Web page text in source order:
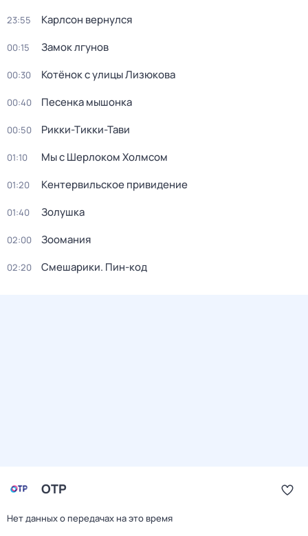
23:55 Карлсон вернулся
00:15 Замок лгунов
00:30 Котёнок с улицы Лизюкова
00:40 Песенка мышонка
00:50 Рикки-Тикки-Тави
01:10 Мы с Шерлоком Холмсом
01:20 Кентервильское привидение
01:40 Золушка
02:00 Зоомания
02:20 Смешарики. Пин-код
ОТР
Нет данных о передачах на это время